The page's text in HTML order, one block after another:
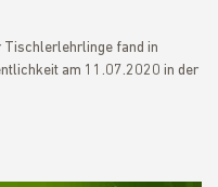
Tischlerlehrlinge fand in
am 11.07.2020 in der